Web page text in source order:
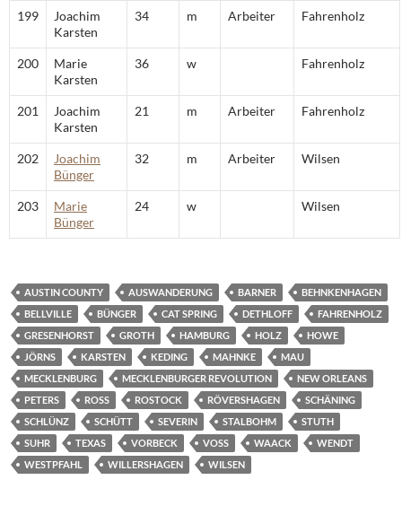
199
Joachim
Karsten
34 m Arbeiter Fahrenholz
200
Marie
Karsten
36 w Fahrenholz
201
Joachim
Karsten
21 m Arbeiter Fahrenholz
202
Joachim
Bünger
32 m Arbeiter Wilsen
203
Marie
Bünger
24 w Wilsen
AUSTIN COUNTY AUSWANDERUNG BARNER
BEHNKENHAGEN
BELLVILLE
BÜNGER CAT SPRING DETHLOFF
FAHRENHOLZ
GRESENHORST
GROTH HAMBURG HOLZ
HOWE
JÖRNS
KARSTEN KEDING MAHNKE
MAU
MECKLENBURG
MECKLENBURGER REVOLUTION
NEW ORLEANS
PETERS
ROSS ROSTOCK RÖVERSHAGEN
SCHÄNING
SCHLÜNZ
SCHÜTT SEVERIN STALBOHM
STUTH
SUHR
TEXAS VORBECK VOSS WAACK
WENDT
WESTPFAHL
WILLERSHAGEN WILSEN